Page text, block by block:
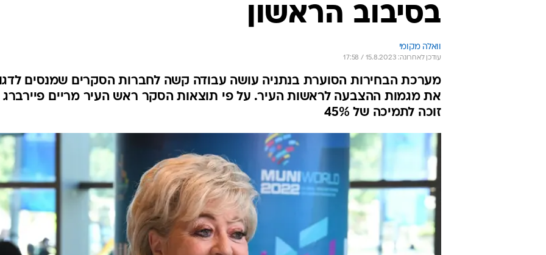
בסיבוב הראשון
וואלה מקומי
עודכן לאחרונה: 15.8.2023 / 17:58
מערכת הבחירות הסוערת בנתניה עושה עבודה קשה לחברות הסקרים שמנסים
את מגמות ההצבעה לראשות העיר. על פי תוצאות הסקר ראש העיר מריים פיירברג
זוכה לתמיכה של 45%